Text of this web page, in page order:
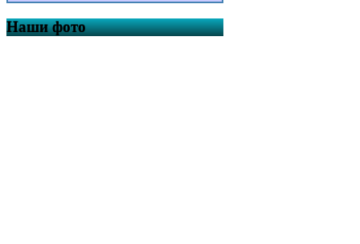
Наши фото